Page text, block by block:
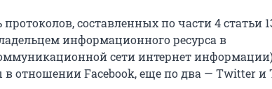
составленных по части 4 статьи
информационного ресурса в
сети интернет
в отношении Facebook, еще по два — Twitter и